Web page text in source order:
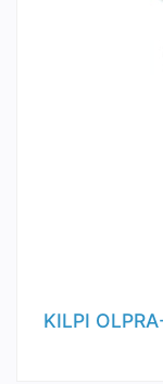
KILPI